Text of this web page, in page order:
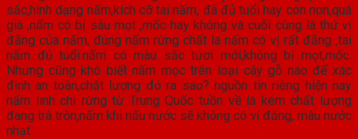
sắc,hình dạng nấm,kích cỡ tai nấm, đã đủ tuổi hay còn non,quá
già ,nấm có bị sâu mọt ,mốc hay không và cuối cùng là thử vị
đắng của nấm, đúng nấm rừng chất là nấm có vị rất đắng ,tai
nấm đủ tuổi.nấm có màu sắc tươi mới,không bị mọt,mốc.
Nhưng cũng khó biết nấm mọc trên loại cây gỗ nào để xác
định an toàn,chất lượng đó ra sao? nguồn tin riêng hiện nay
nấm linh chi rừng từ Trung Quốc tuồn về là kém chất lượng
đang trà trộn,nấm khi nấu nước sẽ không có vị đắng, màu nước
nhạt.